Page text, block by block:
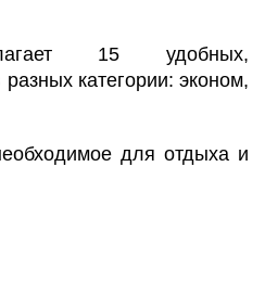
15 удобных,
категории: эконом,
для отдыха и